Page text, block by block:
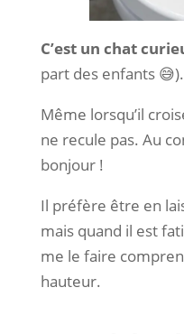
C’est un chat
part des enfants 😅).
Même lorsqu’il
ne recule pas. Au
bonjour !
Il préfère être en
mais quand il est
me le faire
hauteur.